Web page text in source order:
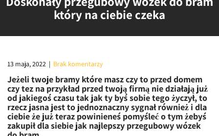
który na ciebie czeka
13 maja, 2022 | Brak komentarzy
Jeżeli twoje bramy które masz czy to przed domem
czy tez na przykład przed twoją firmą nie działają już
od jakiegoś czasu tak jak ty byś sobie tego życzył, to
rzecz jasna jest to jednoznaczny sygnał również i dla
ciebie że już teraz powinieneś pomyśleć o tym żebyś
zakupił dla siebie jak najlepszy przegubowy wózek